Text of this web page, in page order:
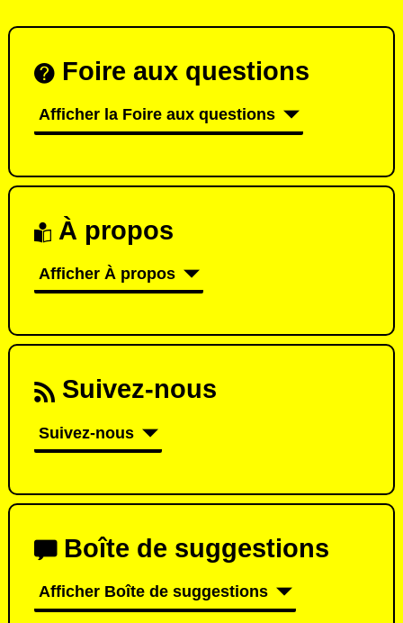
Foire aux questions
Afficher la Foire aux questions
À propos
Afficher À propos
Suivez-nous
Suivez-nous
Boîte de suggestions
Afficher Boîte de suggestions